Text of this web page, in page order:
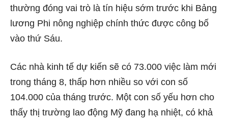
thường đóng vai trò là tín hiệu sớm trước khi Bảng
lương Phi nông nghiệp chính thức được công bố
vào thứ Sáu.
Các nhà kinh tế dự kiến ​​sẽ có 73.000 việc làm mới
trong tháng 8, thấp hơn nhiều so với con số
104.000 của tháng trước. Một con số yếu hơn cho
thấy thị trường lao động Mỹ đang hạ nhiệt, có khả